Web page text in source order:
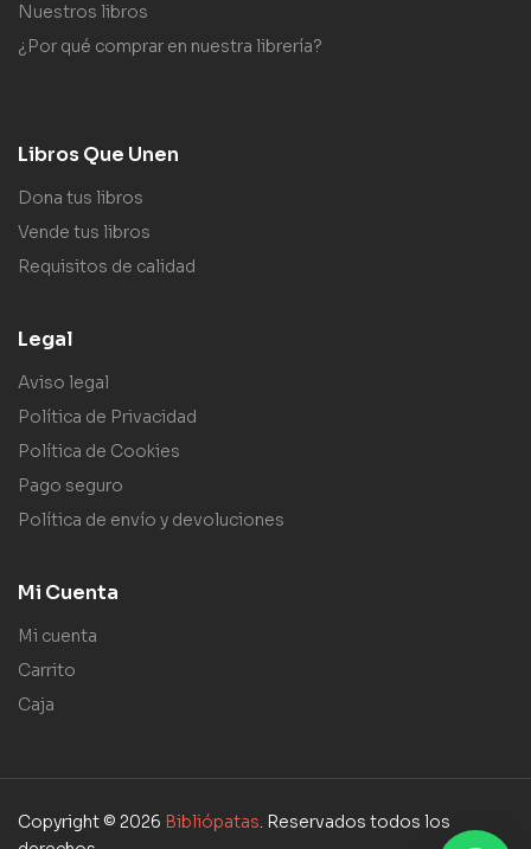
Nuestros libros
¿Por qué comprar en nuestra librería?
Libros Que Unen
Dona tus libros
Vende tus libros
Requisitos de calidad
Legal
Aviso legal
Política de Privacidad
Política de Cookies
Pago seguro
Política de envío y devoluciones
Mi Cuenta
Mi cuenta
Carrito
Caja
Copyright © 2026 Bibliópatas. Reservados todos los